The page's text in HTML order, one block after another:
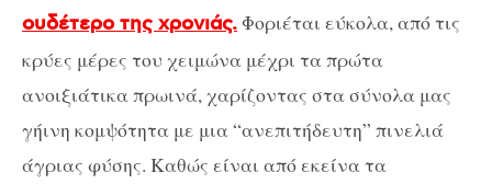
ουδέτερο της χρονιάς.Φοριέται εύκολα, από τις
κρύες μέρες του χειμώνα μέχρι τα πρώτα
ανοιξιάτικα πρωινά, χαρίζοντας στα σύνολα μας
γήινη κομψότητα με μια “ανεπιτήδευτη” πινελιά
άγριας φύσης. Καθώς είναι από εκείνα τα